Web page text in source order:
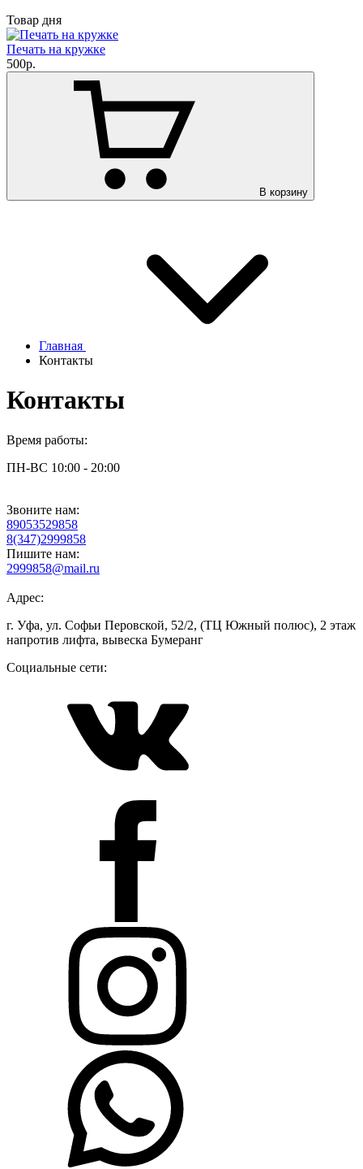
Товар дня
Печать на кружке
500р.
В корзину
Главная
Контакты
Контакты
Время работы:
ПН-ВС 10:00 - 20:00
Звоните нам:
89053529858
8(347)2999858
Пишите нам:
2999858@mail.ru
Адрес:
г. Уфа, ул. Софьи Перовской, 52/2, (ТЦ Южный полюс), 2 этаж
напротив лифта, вывеска Бумеранг
Социальные сети: